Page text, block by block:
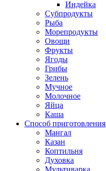
Индейка
Субпродукты
Рыба
Морепродукты
Овощи
Фрукты
Ягоды
Грибы
Зелень
Мучное
Молочное
Яйца
Каша
Способ приготовления
Мангал
Казан
Коптильня
Духовка
Мультиварка